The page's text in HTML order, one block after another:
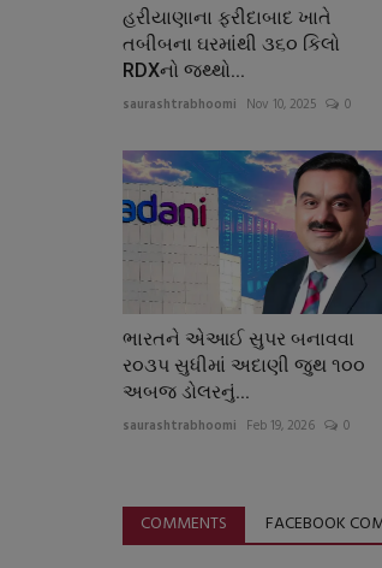
હરીયાણાના ફરીદાબાદ ખાતે
તબીબના ઘરમાંથી ૩૬૦ કિલો
RDXનો જથ્થો...
saurashtrabhoomi Nov 10, 2025 0
ભારતને એઆઈ સુપર બનાવવા
ર૦૩પ સુધીમાં અદાણી જુથ ૧૦૦
અબજ ડોલરનું...
saurashtrabhoomi Feb 19, 2026 0
COMMENTS FACEBOOK